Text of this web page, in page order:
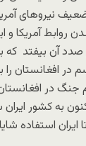
نیروهای
روابط آمریکا
آن بیفتد که
در افغانستان
جنگ در
به کشور
استفاده